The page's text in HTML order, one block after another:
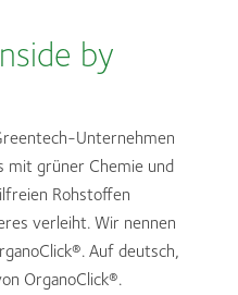
by
Unternehmen
mit grüner Chemie und
Rohstoffen
verleiht. Wir nennen
Auf deutsch,
OrganoClick®.